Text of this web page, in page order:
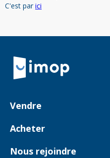
C'est parici
Retour à la navigation principale
Vendre
Comment ça marche ?
Acheter
Biens en vente
Nous rejoindre